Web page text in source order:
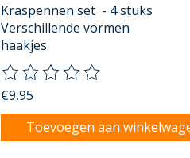
Kraspennen set - 4 stuks
Verschillende vormen
haakjes
De beoordeling van dit
€9,95
Toevoegen aan